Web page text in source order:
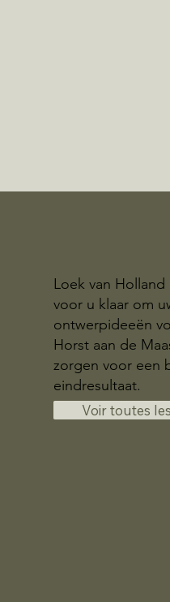
Loek van
voor u klaar om
ontwerpideeën
Horst aan de
zorgen voor een
eindresultaat.
Voir toutes